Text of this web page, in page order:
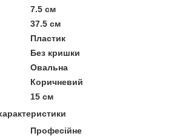
7.5 см
37.5 см
Пластик
Без кришки
Овальна
Коричневий
15 см
Професійне